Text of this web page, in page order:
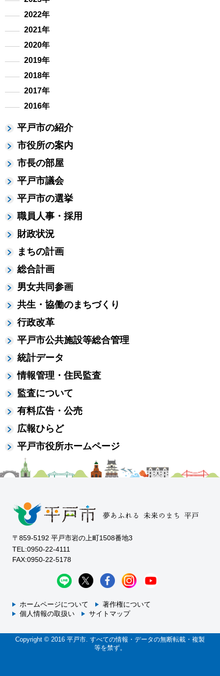
2022年
2021年
2020年
2019年
2018年
2017年
2016年
平戸市の紹介
市役所の案内
市長の部屋
平戸市議会
平戸市の選挙
職員人事・採用
財政状況
まちの計画
総合計画
男女共同参画
共生・協働のまちづくり
行政改革
平戸市公共施設等総合管理
統計データ
情報管理・住民監査
監査について
有料広告・公売
広報ひらど
平戸市役所ホームページ
〒859-5192 平戸市岩の上町1508番地3
TEL:0950-22-4111
FAX:0950-22-5178
ホームページについて
著作権について
個人情報の取扱い
サイトマップ
Copyright © 2016 平戸市. すべての情報・データの無断転載・複製
等を禁ず。